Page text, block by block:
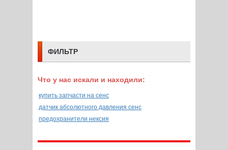
ФИЛЬТР
Что у нас искали и находили:
купить запчасти на сенс
датчик абсолютного давления сенс
предохранители нексия